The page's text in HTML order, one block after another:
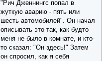
"Рич Дженнингс попал в
жуткую аварию - пять или
шесть автомобилей". Он начал
описывать это так, как будто
меня не было в комнате, и кто-
то сказал: "Он здесь!" Затем
он спросил, как я себя